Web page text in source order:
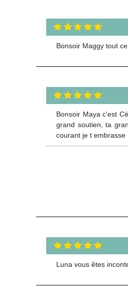
Bonsoir Maggy tout
Bonsoir Maya c'est
grand soutien, ta
courant je t embrasse
Luna vous êtes